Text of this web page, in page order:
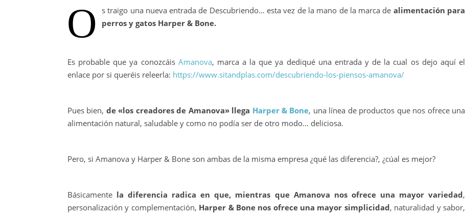
O s traigo una nueva entrada de Descubriendo… esta vez de la mano de la marca de alimentación para
perros y gatos Harper & Bone.
Es probable que ya conozcáis Amanova, marca a la que ya dediqué una entrada y de la cual os dejo aquí el
enlace por si queréis releerla: https://www.sitandplas.com/descubriendo-los-piensos-amanova/
Pues bien, de «los creadores de Amanova» llega Harper & Bone, una línea de productos que nos ofrece una
alimentación natural, saludable y como no podía ser de otro modo… deliciosa.
Pero, si Amanova y Harper & Bone son ambas de la misma empresa ¿qué las diferencia?, ¿cúal es mejor?
Básicamente la diferencia radica en que, mientras que Amanova nos ofrece una mayor variedad,
personalización y complementación, Harper & Bone nos ofrece una mayor simplicidad, naturalidad y sabor,